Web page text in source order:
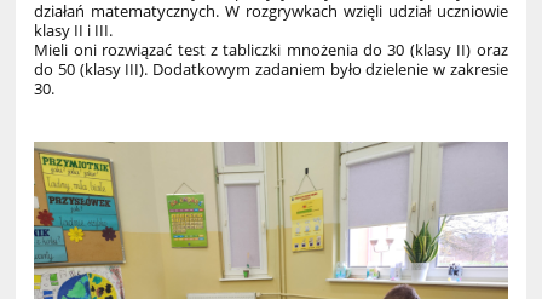
działań matematycznych. W rozgrywkach wzięli udział uczniowie
klasy II i III.
Mieli oni rozwiązać test z tabliczki mnożenia do 30 (klasy II) oraz
do 50 (klasy III). Dodatkowym zadaniem było dzielenie w zakresie
30.